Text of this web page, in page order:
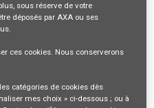
à cette recherche
S'inscrire
sous réserve de votre
déposés par AXA ou ses
ces cookies. Nous conserverons
catégories de cookies dès
mes choix » ci-dessous ; ou à